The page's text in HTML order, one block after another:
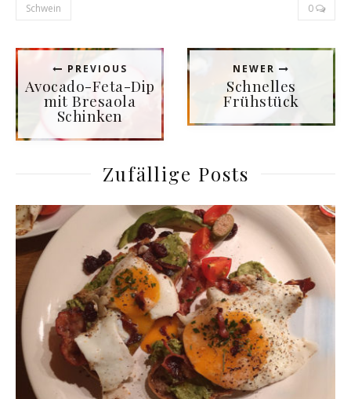
Schwein 0
PREVIOUS
Avocado-Feta-Dip
mit Bresaola
Schinken
NEWER
Schnelles
Frühstück
Zufällige Posts